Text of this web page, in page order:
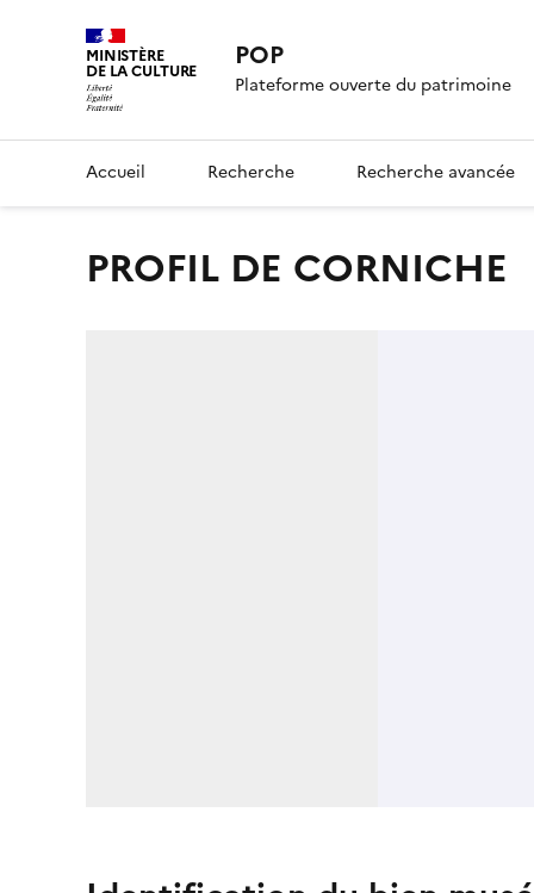
MINISTÈRE
DE LA CULTURE POP
Plateforme ouverte du patrimoine
Accueil Recherche Recherche avancée
PROFIL DE CORNICHE